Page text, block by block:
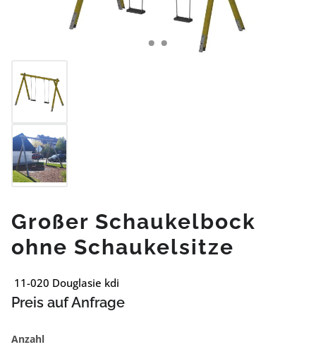
Großer Schaukelbock
ohne Schaukelsitze
11-020 Douglasie kdi
Preis auf Anfrage
Anzahl